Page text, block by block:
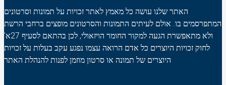
האתר שלנו עושה כל מאמץ לאתר זכויות על תמונות וסרטונים
המתפרסמים בו. אולם לעיתים התמונות והסרטונים מופצים ברחבי הרשת
ולא מתאפשרת הגעה למקור החומר הויזאולי, לכן בהתאם לסעיף 27א'
לחוק זכויות היוצרים כל אדם הרואה עצמו נפגע עקב בעלות על זכויות
היוצרים של תמונה או סרטון מוזמן לפנות להנהלת האתר